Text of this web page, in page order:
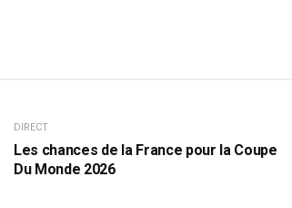
DIRECT
Les chances de la France pour la Coupe
Du Monde 2026